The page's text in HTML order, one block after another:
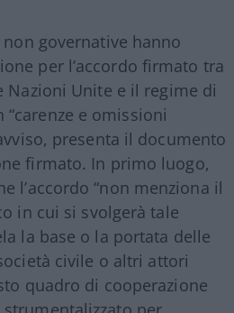
governative hanno
per l’accordo firmato tra
Nazioni Unite e il regime di
“carenze e omissioni
presenta il documento
firmato. In primo luogo,
l’accordo “non menziona il
in cui si svolgerà tale
la base o la portata delle
civile o altri attori
quadro di cooperazione